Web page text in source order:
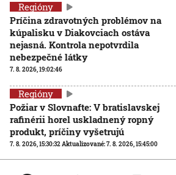
Regióny
Príčina zdravotných problémov na
kúpalisku v Diakovciach ostáva
nejasná. Kontrola nepotvrdila
nebezpečné látky
7. 8. 2026, 19:02:46
Regióny
Požiar v Slovnafte: V bratislavskej
rafinérii horel uskladnený ropný
produkt, príčiny vyšetrujú
7. 8. 2026, 15:30:32Aktualizované:7. 8. 2026, 15:45:00